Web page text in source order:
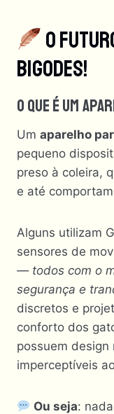
O
Bigodes!
O Que É Um
Um aparelho
pequeno
preso à coleira,
e até
Alguns utilizam
sensores de
— todos com o
segurança e
discretos e
conforto dos
possuem design
imperceptíveis
Ou seja: